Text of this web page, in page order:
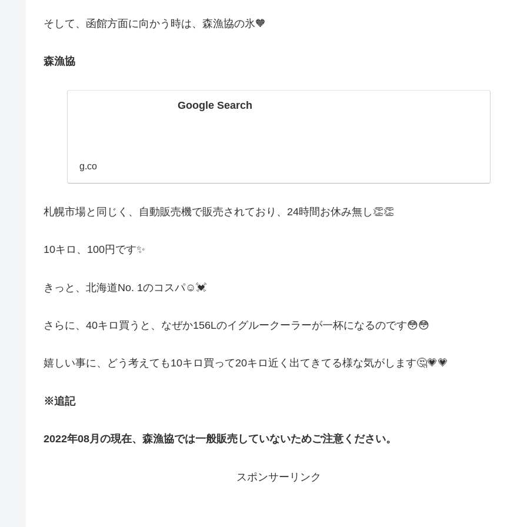
そして、函館方面に向かう時は、森漁協の氷🧡
森漁協
Google Search
g.co
札幌市場と同じく、自動販売機で販売されており、24時間お休み無し👏👏
10キロ、100円です✨
きっと、北海道No. 1のコスパ☺️💓
さらに、40キロ買うと、なぜか156Lのイグルークーラーが一杯になるのです😳😳
嬉しい事に、どう考えても10キロ買って20キロ近く出てきてる様な気がします🤔💗💗
※追記
2022年08月の現在、森漁協では一般販売していないためご注意ください。
スポンサーリンク